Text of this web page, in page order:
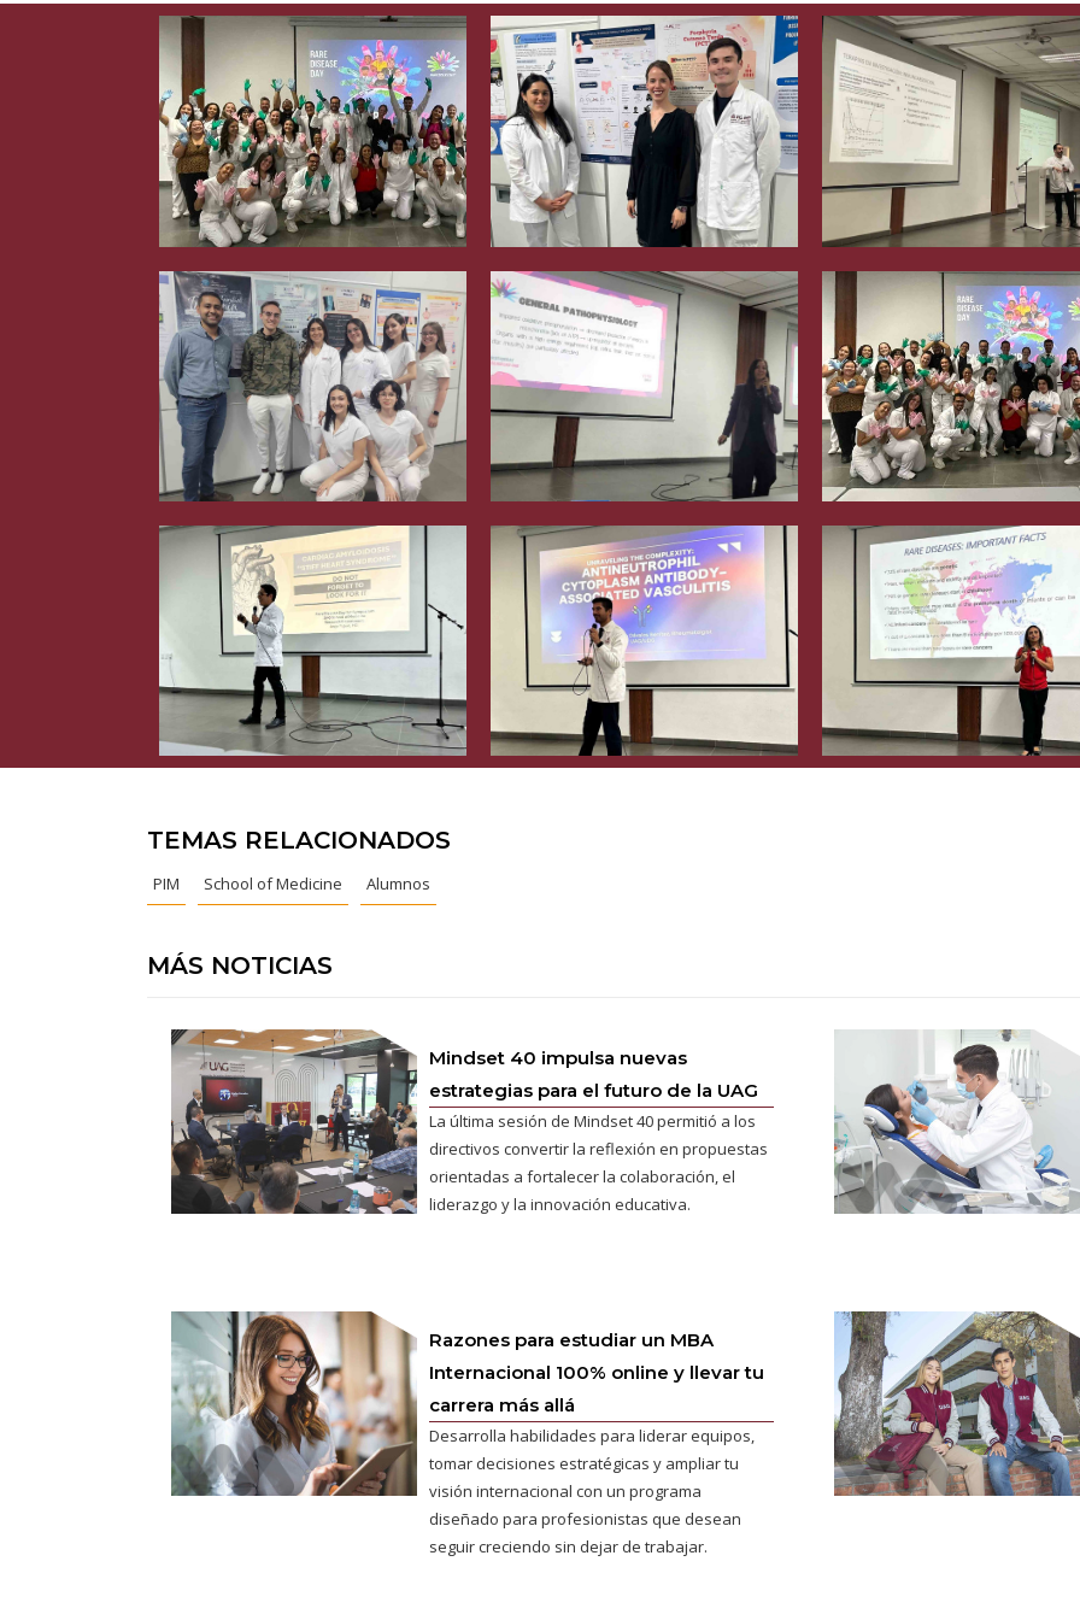
TEMAS RELACIONADOS
PIM School of Medicine Alumnos
MÁS NOTICIAS
Mindset 40 impulsa nuevas
estrategias para el futuro de la UAG
La última sesión de Mindset 40 permitió a los
directivos convertir la reflexión en propuestas
orientadas a fortalecer la colaboración, el
liderazgo y la innovación educativa.
Razones para estudiar un MBA
Internacional 100% online y llevar tu
carrera más allá
Desarrolla habilidades para liderar equipos,
tomar decisiones estratégicas y ampliar tu
visión internacional con un programa
diseñado para profesionistas que desean
seguir creciendo sin dejar de trabajar.